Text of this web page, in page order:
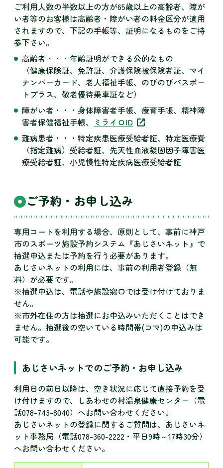
ご利用人数の半数以上の方が65歳以上の高齢者、障が
い者等のお客様は高齢者・障がい者の料金区分が適用
されますので、下記の手帳等、証明になるものをご持
参下さい。
高齢者・・・年齢証明ができる公的なもの
（健康保険証、免許証、介護保険被保険者証、マイ
ナンバーカード、老人福祉手帳、のびのびパスポー
トプラス、敬老優待乗車証など）
障がい者・・・身体障害者手帳、療育手帳、精神障
害者保健福祉手帳、
ミライロID
難病患者・・・特定疾患医療受給者証、特定医療費
（指定難病）受給者証、先天性血液凝固因子障害医
療受給者証、小児慢性特定疾病医療受給者証
ご予約・お申し込み
専用コートを利用する場合、原則として、事前に神戸
市のスポーツ施設予約システム『あじさいネット』で
抽選申込または予約を行う必要があります。
あじさいネットの利用には、事前の利用者登録（無
料）が必要です。
※抽選申込は、電話や施設窓口では受け付けておりま
せん。
※市外在住の方は抽選にお申込みいただくことはでき
ません。抽選後の空いている時間帯(コマ)の申込みは
可能です。
あじさいネットでのご予約・お申し込み
利用日の前日以降は、空き状況に応じて直接予約を受
け付けますので、しあわせの村温泉健康センター（電
話078-743-8040）へお問い合わせください。
あじさいネットの登録に関するご質問は、あじさいネ
ット事務局（電話078-360-2222・平日9時～17時30分）
へお問い合わせください。